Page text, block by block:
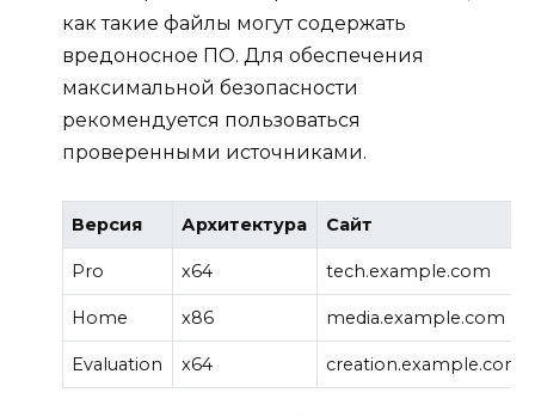
как такие файлы могут содержать
вредоносное ПО. Для обеспечения
максимальной безопасности
рекомендуется пользоваться
проверенными источниками.
Версия Архитектура Сайт
Pro x64 tech.example.com
Home x86 media.example.com
Evaluation x64 creation.example.com